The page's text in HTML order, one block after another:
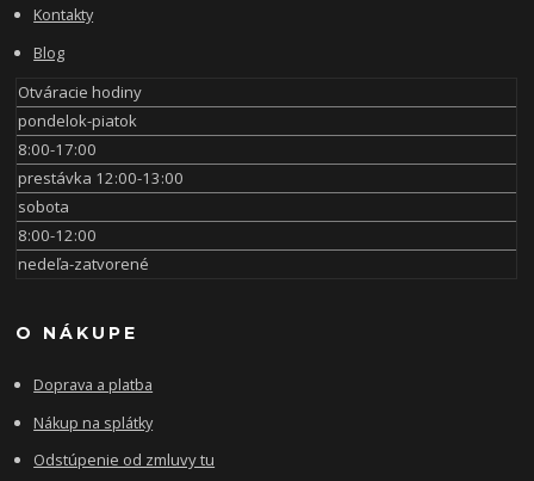
Kontakty
Blog
Otváracie hodiny
pondelok-piatok
8:00-17:00
prestávka 12:00-13:00
sobota
8:00-12:00
nedeľa-zatvorené
O NÁKUPE
Doprava a platba
Nákup na splátky
Odstúpenie od zmluvy tu